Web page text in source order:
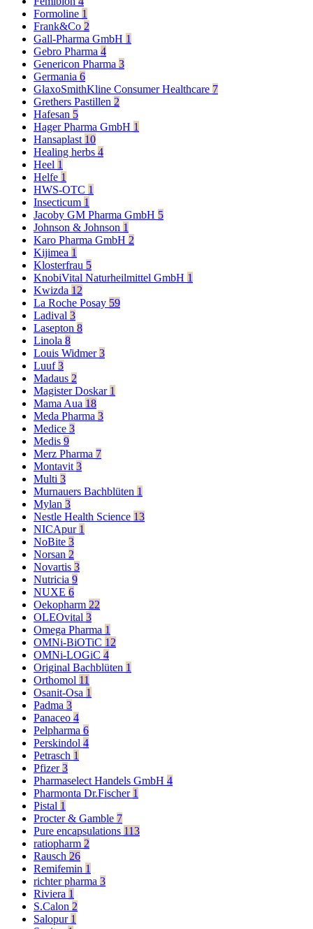
Formoline 1
Frank&Co 2
Gall-Pharma GmbH 1
Gebro Pharma 4
Genericon Pharma 3
Germania 6
GlaxoSmithKline Consumer Healthcare 7
Grethers Pastillen 2
Hafesan 5
Hager Pharma GmbH 1
Hansaplast 10
Healing herbs 4
Heel 1
Helfe 1
HWS-OTC 1
Insecticum 1
Jacoby GM Pharma GmbH 5
Johnson & Johnson 1
Karo Pharma GmbH 2
Kijimea 1
Klosterfrau 5
KnobiVital Naturheilmittel GmbH 1
Kwizda 12
La Roche Posay 59
Ladival 3
Lasepton 8
Linola 8
Louis Widmer3
Luuf3
Madaus 2
Magister Doskar 1
Mama Aua 18
Meda Pharma 3
Medice 3
Medis 9
Merz Pharma 7
Montavit 3
Multi 3
Murnauers Bachblüten 1
Mylan 3
Nestle Health Science 13
NICApur 1
NoBite 3
Norsan 2
Novartis 3
Nutricia 9
NUXE 6
Oekopharm 22
OLEOvital 3
Omega Pharma 1
OMNi-BiOTiC 12
OMNi-LOGiC 4
Original Bachblüten 1
Orthomol 11
Osanit-Osa 1
Padma 3
Panaceo 4
Pelpharma 6
Perskindol 4
Petrasch 1
Pfizer3
Pharmaselect Handels GmbH 4
Pharmonta Dr.Fischer 1
Pistal 1
Procter & Gamble 7
Pure encapsulations 113
ratiopharm 2
Rausch 26
Remifemin 1
richter pharma 3
Riviera 1
S.Calon 2
Salopur 1